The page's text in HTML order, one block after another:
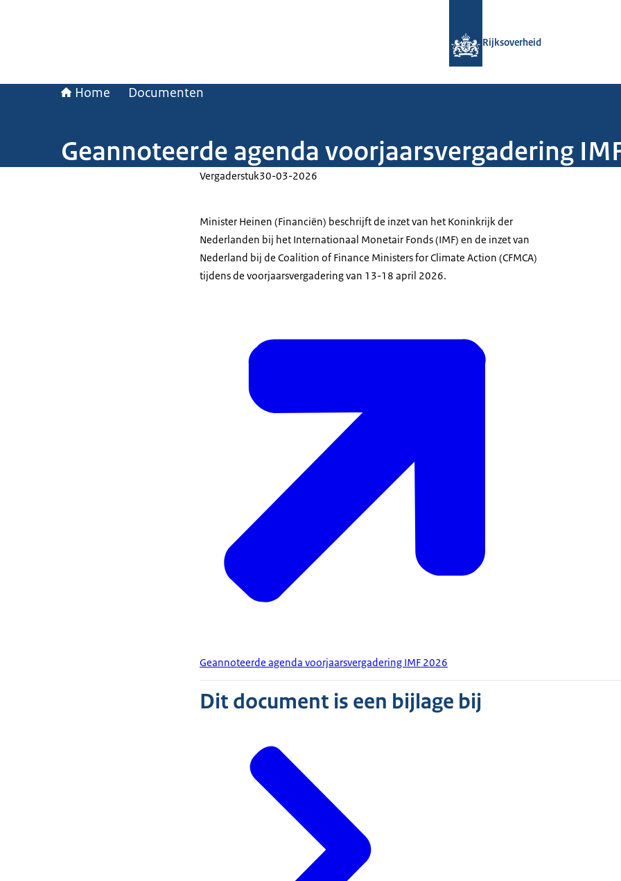
Rijksoverheid
Home Documenten
Geannoteerde agenda voorjaarsvergadering
Vergaderstuk30-03-2026
Minister Heinen (Financiën) beschrijft de inzet van het Koninkrijk der
Nederlanden bij het Internationaal Monetair Fonds (IMF) en de inzet van
Nederland bij de Coalition of Finance Ministers for Climate Action (CFMCA)
tijdens de voorjaarsvergadering van 13-18 april 2026.
Geannoteerde agenda voorjaarsvergadering IMF 2026
Dit document is een bijlage bij